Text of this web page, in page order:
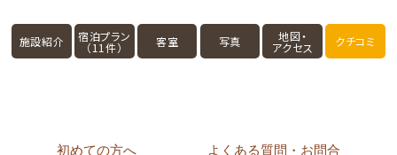
施設紹介 宿泊プラン
（11件） 客室 写真 地図・
アクセス クチコミ
初めての方へ
よくある質問・お問合